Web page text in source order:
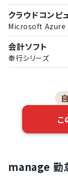
クラウドコンピ
Microsoft Azure
会計ソフト
奉行シリーズ
こ
manage 勤